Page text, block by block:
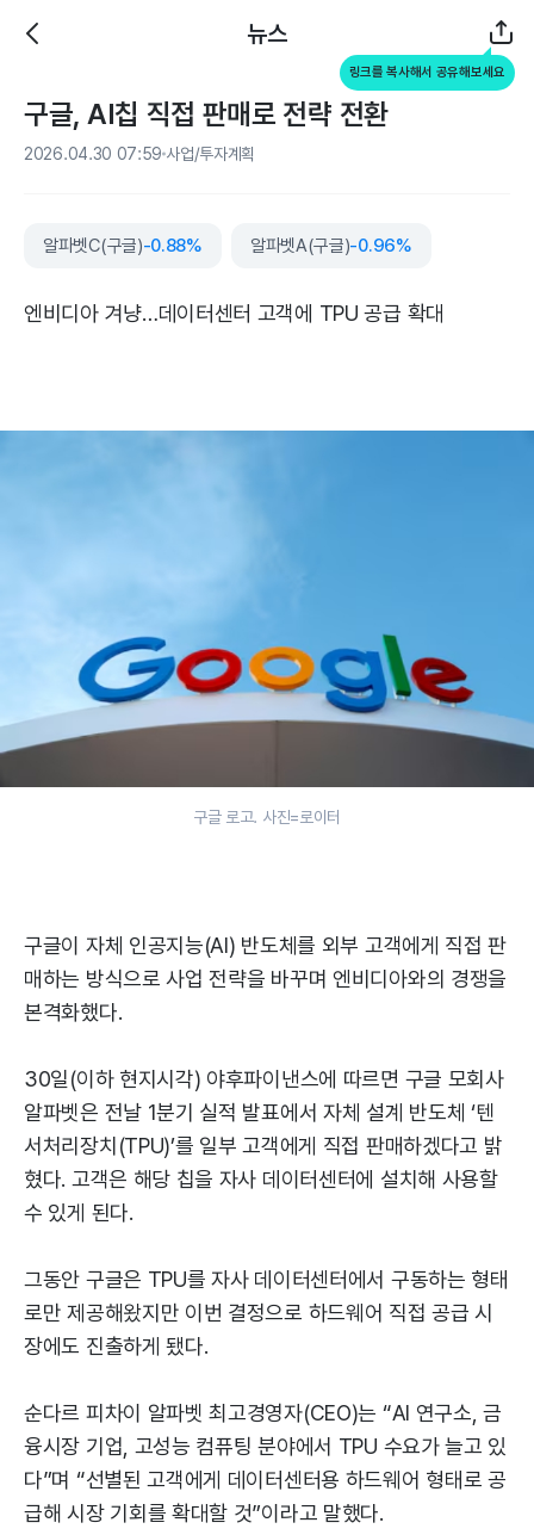
뉴스
링크를 복사해서 공유해보세요
구글, AI칩 직접 판매로 전략 전환
2026.04.30 07:59 사업/투자계획
알파벳C(구글)-0.88% 알파벳A(구글)-0.96%
엔비디아 겨냥…데이터센터 고객에 TPU 공급 확대
구글 로고. 사진=로이터
구글이 자체 인공지능(AI) 반도체를 외부 고객에게 직접 판
매하는 방식으로 사업 전략을 바꾸며 엔비디아와의 경쟁을
본격화했다.
30일(이하 현지시각) 야후파이낸스에 따르면 구글 모회사
알파벳은 전날 1분기 실적 발표에서 자체 설계 반도체 ‘텐
서처리장치(TPU)’를 일부 고객에게 직접 판매하겠다고 밝
혔다. 고객은 해당 칩을 자사 데이터센터에 설치해 사용할
수 있게 된다.
그동안 구글은 TPU를 자사 데이터센터에서 구동하는 형태
로만 제공해왔지만 이번 결정으로 하드웨어 직접 공급 시
장에도 진출하게 됐다.
순다르 피차이 알파벳 최고경영자(CEO)는 “AI 연구소, 금
융시장 기업, 고성능 컴퓨팅 분야에서 TPU 수요가 늘고 있
다”며 “선별된 고객에게 데이터센터용 하드웨어 형태로 공
급해 시장 기회를 확대할 것”이라고 말했다.